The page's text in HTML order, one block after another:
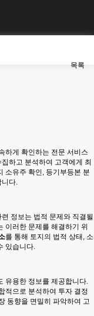
목록
하게 확인하는 전문 서비스
하고 분석하여 고객에게 최
소유주 확인, 등기부등본 분
니다.
정보는 법적 문제와 직결될
이러한 문제를 해결하기 위
를 통해 토지의 법적 상태, 소
있습니다.
유용한 정보를 제공합니다.
적으로 분석하여 투자 결정
동향을 면밀히 파악하여 고